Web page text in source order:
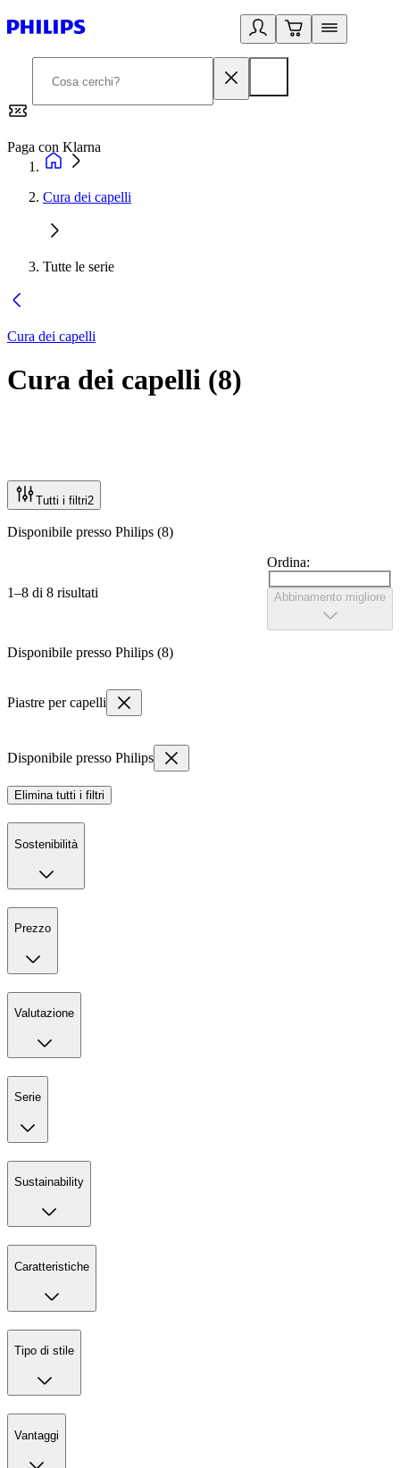
Paga con Klarna
Cura dei capelli
Tutte le serie
Cura dei capelli
Cura dei capelli (8)
Tutti i filtri2
Disponibile presso Philips (8)
1–8 di 8 risultati
Ordina:
Abbinamento migliore
Disponibile presso Philips (8)
Piastre per capelli
Disponibile presso Philips
Elimina tutti i filtri
Sostenibilità
Prezzo
Valutazione
Serie
Sustainability
Caratteristiche
Tipo di stile
Vantaggi